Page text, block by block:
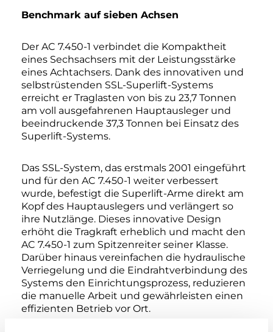
Benchmark auf sieben Achsen
Der AC 7.450-1 verbindet die Kompaktheit
eines Sechsachsers mit der Leistungsstärke
eines Achtachsers. Dank des innovativen und
selbstrüstenden SSL-Superlift-Systems
erreicht er Traglasten von bis zu 23,7 Tonnen
am voll ausgefahrenen Hauptausleger und
beeindruckende 37,3 Tonnen bei Einsatz des
Superlift-Systems.
Das SSL-System, das erstmals 2001 eingeführt
und für den AC 7.450-1 weiter verbessert
wurde, befestigt die Superlift-Arme direkt am
Kopf des Hauptauslegers und verlängert so
ihre Nutzlänge. Dieses innovative Design
erhöht die Tragkraft erheblich und macht den
AC 7.450-1 zum Spitzenreiter seiner Klasse.
Darüber hinaus vereinfachen die hydraulische
Verriegelung und die Eindrahtverbindung des
Systems den Einrichtungsprozess, reduzieren
die manuelle Arbeit und gewährleisten einen
effizienten Betrieb vor Ort.